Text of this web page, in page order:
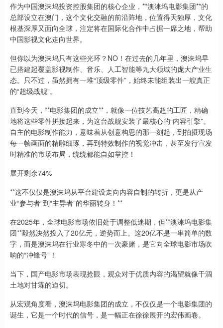
作为中国澳涞坞投资控股集团的核心企业，**澳涞坞电影集团**的
总部设立在澳门，这个文化交融的前沿阵地，位置得天独厚，文化
根基深厚又面向全球，注定将在国际化合作中占据一席之地，帮助
中国影视文化走向世界。
但你以为澳涞坞只有这些光环？NO！在过去的几年里，澳涞坞早
已搭建起覆盖影视制作、音乐、人工智能等九大领域的庞大产业生
态。只不过，虽然拥有一堆“顶级零件”，始终未能组装出一艘真正
的“超级战舰”。
直到今天，**电影集团的成立**，就像一位技艺高超的工匠，精确
地将这些零件拼接起来，为这台战舰安装了最核心的“内容引擎”。
自主的电影制作能力，意味着从创意构思的那一刻起，到拍摄现场
每一帧画面的精雕细琢，再到特效制作的视觉冲击，甚至发行宣发
时精准的市场布局，统统都能自如掌控！
展开剩余74%
**这不仅仅是澳涞坞从平台建设走向内容自制的转折，更是从产
业“参与者”到“主导者”的华丽转身！**
在2025年，全球电影市场依旧处于调整低迷期，但**澳涞坞电影集
团**毅然决然投入了20亿元，逆势而上。这20亿不是一串简单的数
字，而是澳涞坞在行业寒冬中的一次豪赌，是它向全球电影市场吹
响的“冲锋号”！
当下，国产电影市场表现抢眼，观众对于优质内容的渴望就像干涸
土地对甘霖的迫切。
从宏观角度看，澳涞坞电影集团的成立，不仅仅是一个电影集团的
诞生，它是一个时代的信号，是一幅正在徐徐展开的宏伟画卷。